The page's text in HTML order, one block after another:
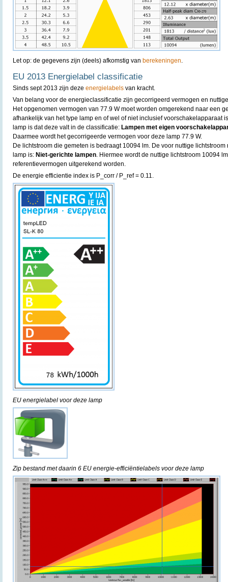
Let op: de gegevens zijn (deels) afkomstig van berekeningen.
EU 2013 Energielabel classificatie
Sinds sept 2013 zijn deze energielabels van kracht.
Van belang voor de energieclassificatie zijn gecorrigeerd vermogen en
Het opgenomen vermogen van 77.9 W moet worden omgerekend naar een
afhankelijk van het type lamp en of wel of niet inclusief voorschakelapparaat
lamp is dat deze valt in de classificatie: Lampen met eigen
Daarmee wordt het gecorrigeerde vermogen voor deze lamp 77.9 W.
De lichtstroom die gemeten is bedraagt 10094 lm. De voor nuttige
lamp is: Niet-gerichte lampen. Hiermee wordt de nuttige lichtstroom 10094
referentievermogen uitgerekend worden.
De energie efficientie index is P_corr / P_ref = 0.11.
EU energielabel voor deze lamp
Zip bestand met daarin 6 EU energie-efficiëntielabels voor deze lamp